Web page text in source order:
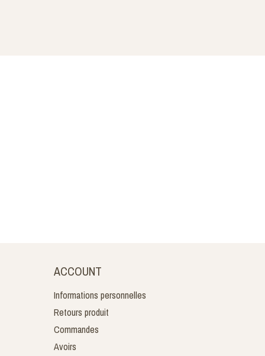
ACCOUNT
Informations personnelles
Retours produit
Commandes
Avoirs